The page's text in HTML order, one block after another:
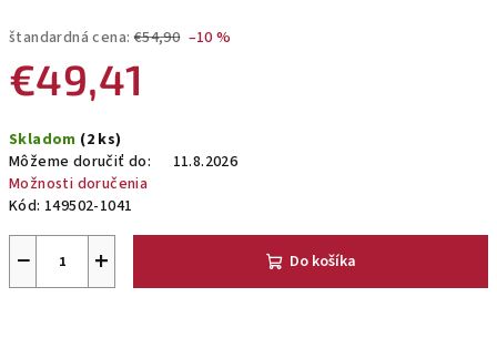
štandardná cena: €54,90 –10 %
€49,41
cena:
Skladom (2 ks)
Môžeme doručiť do:
11.8.2026
Možnosti doručenia
Kód: 149502-1041
+
− Do košíka